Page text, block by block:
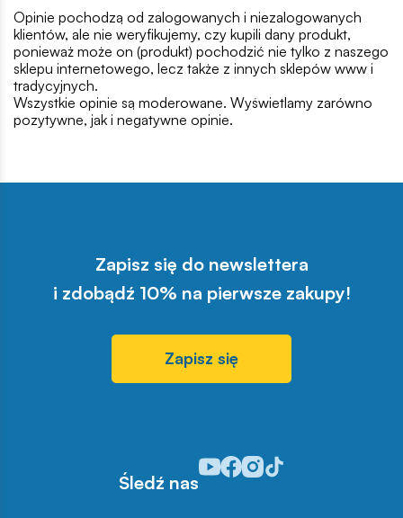
Opinie pochodzą od zalogowanych i niezalogowanych
klientów, ale nie weryfikujemy, czy kupili dany produkt,
ponieważ może on (produkt) pochodzić nie tylko z naszego
sklepu internetowego, lecz także z innych sklepów www i
tradycyjnych.
Wszystkie opinie są moderowane. Wyświetlamy zarówno
pozytywne, jak i negatywne opinie.
Zapisz się do newslettera
i zdobądź 10% na pierwsze zakupy!
Zapisz się
Śledź nas
Odwiedź nasz profil w serwisie
Odwiedź nasz profil w
Odwiedź nasz profil w
Odwiedź nasz profil w